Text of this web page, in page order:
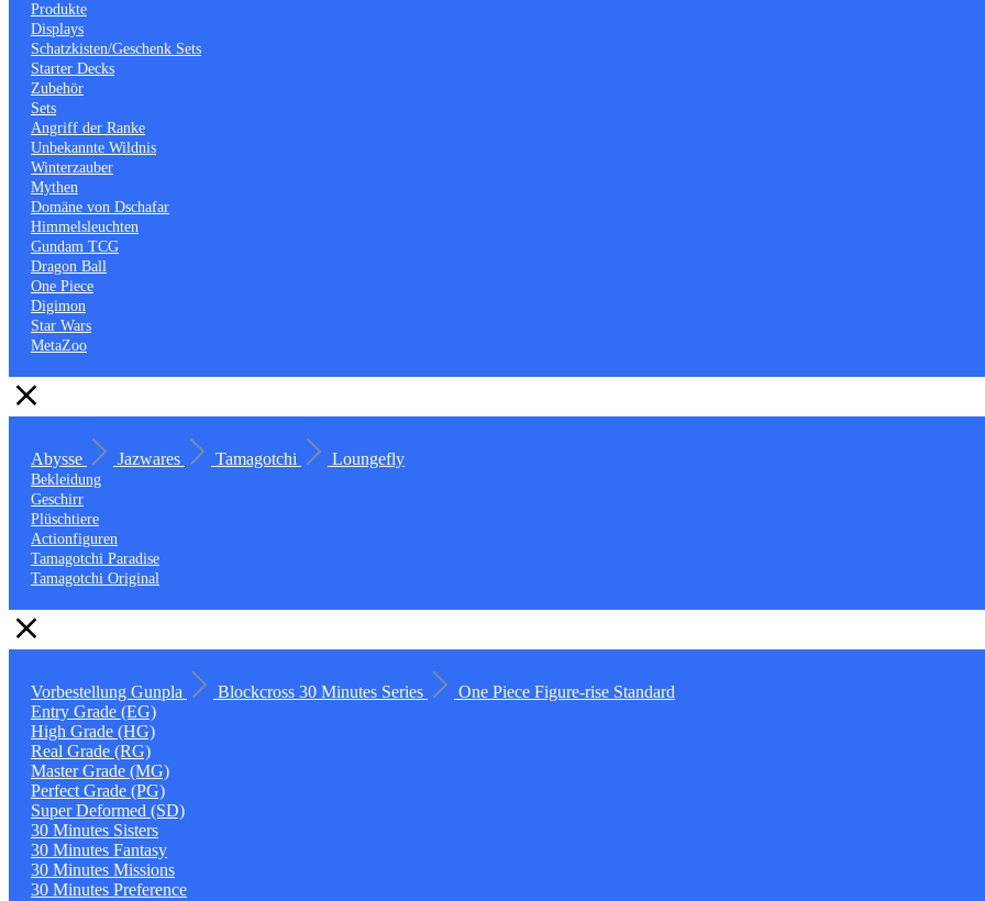
Produkte
Displays
Schatzkisten/Geschenk Sets
Starter Decks
Zubehör
Sets
Angriff der Ranke
Unbekannte Wildnis
Winterzauber
Mythen
Domäne von Dschafar
Himmelsleuchten
Gundam TCG
Dragon Ball
One Piece
Digimon
Star Wars
MetaZoo
Abysse Jazwares Tamagotchi Loungefly
Bekleidung
Geschirr
Plüschtiere
Actionfiguren
Tamagotchi Paradise
Tamagotchi Original
Vorbestellung Gunpla Blockcross 30 Minutes Series One Piece Figure-rise Standard
Entry Grade (EG)
High Grade (HG)
Real Grade (RG)
Master Grade (MG)
Perfect Grade (PG)
Super Deformed (SD)
30 Minutes Sisters
30 Minutes Fantasy
30 Minutes Missions
30 Minutes Preference